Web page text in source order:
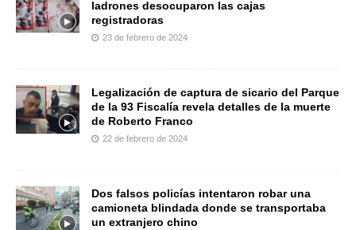
ladrones desocuparon las cajas
registradoras
23 de febrero de 2024
Legalización de captura de sicario del Parque
de la 93 Fiscalía revela detalles de la muerte
de Roberto Franco
22 de febrero de 2024
Dos falsos policías intentaron robar una
camioneta blindada donde se transportaba
un extranjero chino